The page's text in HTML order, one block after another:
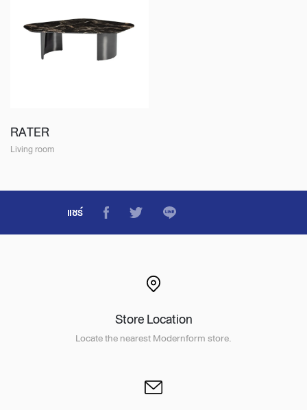
RATER
Living room
แชร์
Store Location
Locate the nearest Modernform store.